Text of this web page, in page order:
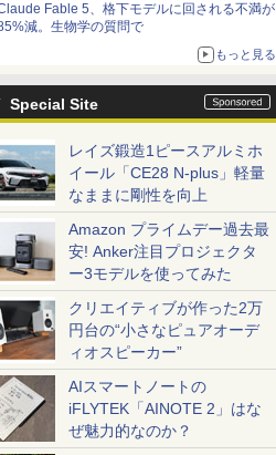
Fable 5、格下モデルに回される不満が
減。生物学の質問で
もっと見る
Special Site
レイズ鍛造1ピースアルミホ
イール「CE28 N-plus」軽量
なままに剛性を向上
Amazon プライムデー過去最
安! Anker注目プロジェクタ
ー3モデルを使ってみた
クリエイティブが作った2万
円台の“小さなピュアオーデ
ィオスピーカー”
AIスマートノートの
iFLYTEK「AINOTE 2」はな
ぜ魅力的なのか？